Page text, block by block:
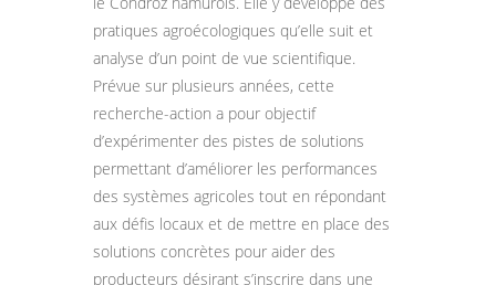
pratiques agroécologiques qu’elle suit et
analyse d’un point de vue scientifique.
Prévue sur plusieurs années, cette
recherche-action a pour objectif
d’expérimenter des pistes de solutions
permettant d’améliorer les performances
des systèmes agricoles tout en répondant
aux défis locaux et de mettre en place des
solutions concrètes pour aider des
producteurs désirant s’inscrire dans une